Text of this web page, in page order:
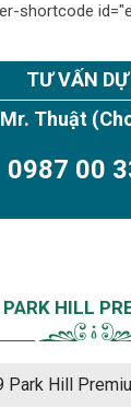
shortcode
TƯ VẤN
Mr. Thuật
0987 00
PARK HILL
Park Hill